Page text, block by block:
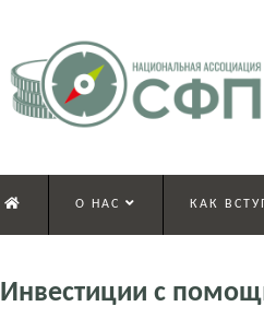
О НАС КАК
Инвестиции с